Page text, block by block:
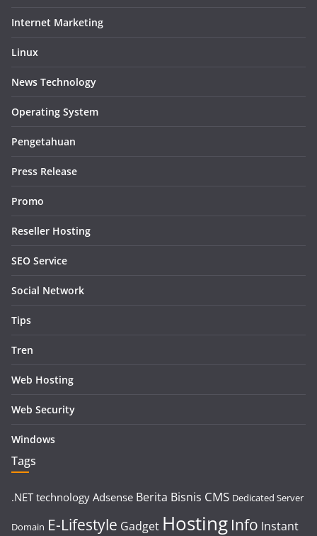
Internet Marketing
Linux
News Technology
Operating System
Pengetahuan
Press Release
Promo
Reseller Hosting
SEO Service
Social Network
Tips
Tren
Web Hosting
Web Security
Windows
Tags
.NET technology Adsense Berita Bisnis CMS Dedicated Server
Domain E-Lifestyle Gadget Hosting Info Instant